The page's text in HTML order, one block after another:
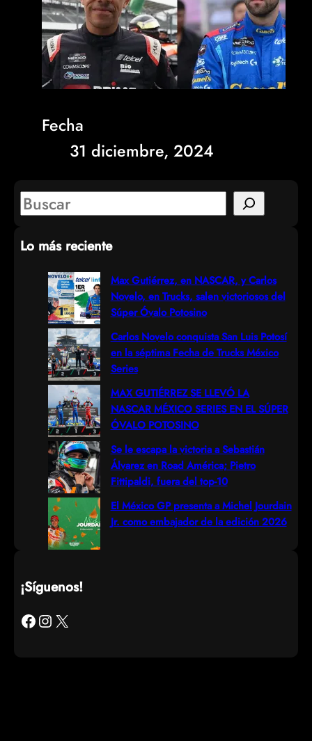
Fecha
31 diciembre, 2024
S
a
Lo más reciente
Max Gutiérrez, en NASCAR, y Carlos
Novelo, en Trucks, salen victoriosos del
Súper Óvalo Potosino
Carlos Novelo conquista San Luis Potosí
en la séptima Fecha de Trucks México
Series
MAX GUTIÉRREZ SE LLEVÓ LA
NASCAR MÉXICO SERIES EN EL SÚPER
ÓVALO POTOSINO
Se le escapa la victoria a Sebastián
Álvarez en Road América; Pietro
Fittipaldi, fuera del top-10
El México GP presenta a Michel Jourdain
Jr. como embajador de la edición 2026
¡Síguenos!
Facebook Instagram X